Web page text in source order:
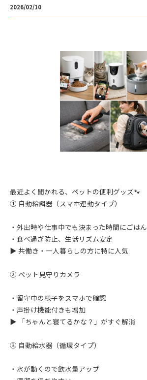
2026/02/10
最近よく聞かれる、ペットの便利グッズ🐾
① 自動給餌器（スマホ連動タイプ）
・外出時や仕事中でも決まった時間にごはん
・食べ過ぎ防止、生活リズム安定
▶ 共働き・一人暮らしの方に特に人気
② ペット見守りカメラ
・留守中の様子をスマホで確認
・声掛け機能付きも増加
▶ 「ちゃんと寝てるかな？」がすぐ解消
③ 自動給水器（循環タイプ）
・水が動くので飲水量アップ